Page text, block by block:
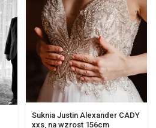
Suknia Justin Alexander CADY
xxs, na wzrost 156cm